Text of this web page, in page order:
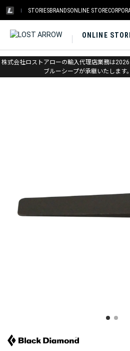
STORIESBRANDSONLINE STORE
ONLINE
株式会社ロストアローの輸入代理店業務は
ブルーシープが承継いたします。
ホーム > ブラックダイヤモンド > クライミ